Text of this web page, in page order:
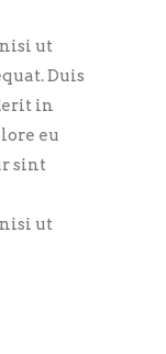
ut
Duis
in
eu
sint
ut